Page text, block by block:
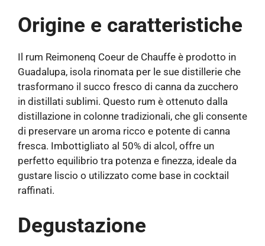
Origine e caratteristiche
Il rum Reimonenq Coeur de Chauffe è prodotto in
Guadalupa, isola rinomata per le sue distillerie che
trasformano il succo fresco di canna da zucchero
in distillati sublimi. Questo rum è ottenuto dalla
distillazione in colonne tradizionali, che gli consente
di preservare un aroma ricco e potente di canna
fresca. Imbottigliato al 50% di alcol, offre un
perfetto equilibrio tra potenza e finezza, ideale da
gustare liscio o utilizzato come base in cocktail
raffinati.
Degustazione